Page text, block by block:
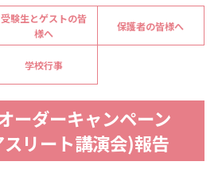
受験生とゲストの皆
様へ
保護者の皆様へ
学校行事
ーダーキャンペーン
リート講演会)報告